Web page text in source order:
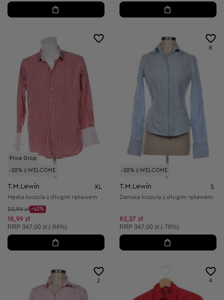
Price Drop
-20% z WELCOME
T.M.Lewin XL
Męska koszula z długim rękawem
Cena początkowa:
32,99 zł
Discount Price:
-42%
Obniżona cena:
18,99 zł
Cena sugerowana:
RRP 347,00 zł (-94%)
-20% z WELCOME
8
T.M.Lewin S
Damska koszula z długim rękawem
82,27 zł
Cena sugerowana:
RRP 347,00 zł (-76%)
2 4